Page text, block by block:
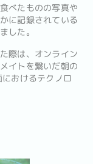
べたものの写真や
に記録されている
した。
際は、オンライン
イトを繋いだ朝の
おけるテクノロ